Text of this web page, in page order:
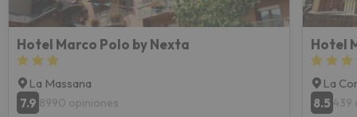
Hotel Marco Polo by Nexta
La Massana
7.9 8990 opiniones
Hotel
La
8.5 439